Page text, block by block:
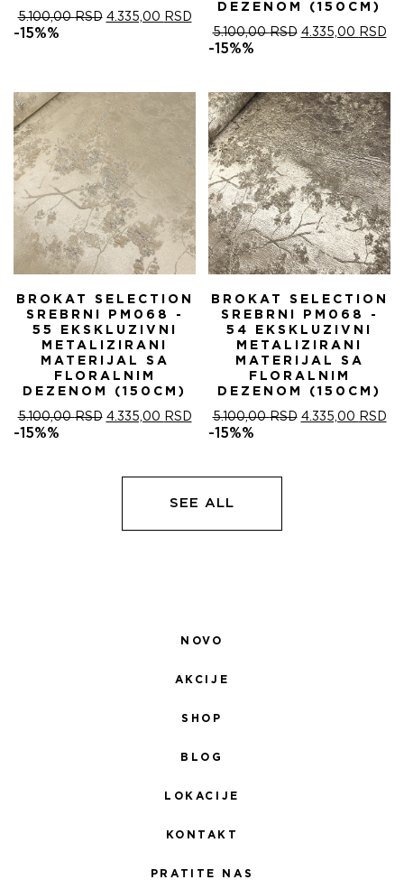
5.100,00RSD ОРИГИНАЛНА
4.335,00 RSDТРЕНУТНА
ЦЕНА
-15%%
DEZENOM (150CM)
5.100,00RSD ОРИГИНАЛНА
5.100,00 RSD.
4.335,00 RSD
-15%%
BROKAT SELECTION
SREBRNI PM068 -
55 EKSKLUZIVNI
METALIZIRANI
MATERIJAL SA
FLORALNIM
DEZENOM (150CM)
5.100,00RSD ОРИГИНАЛНА
5.100,00 RSD.
4.335,00 RSDТРЕНУТНА
ЦЕНА
-15%%
BROKAT SELECTION
SREBRNI PM068 -
54 EKSKLUZIVNI
METALIZIRANI
MATERIJAL SA
FLORALNIM
DEZENOM (150CM)
5.100,00RSD ОРИГИНАЛНА
4.335,00 RSD
-15%%
SEE ALL
NOVO
AKCIJE
SHOP
BLOG
LOKACIJE
KONTAKT
PRATITE NAS